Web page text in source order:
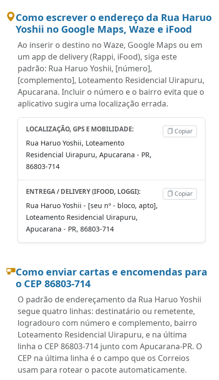
Como escrever o endereço da Rua Haruo
Yoshii no Google Maps, Waze e iFood
Ao inserir o destino no Waze, Google Maps ou em
um app de delivery (Rappi, iFood), siga este
padrão: Rua Haruo Yoshii, [número],
[complemento], Loteamento Residencial Uirapuru,
Apucarana. Incluir o número e o bairro evita que o
aplicativo sugira uma localização errada.
LOCALIZAÇÃO, GPS E MOBILIDADE:
Rua Haruo Yoshii, Loteamento
Residencial Uirapuru, Apucarana - PR,
86803-714
Copiar
ENTREGA / DELIVERY (IFOOD, LOGGI):
Rua Haruo Yoshii - [seu nº - bloco, apto],
Loteamento Residencial Uirapuru,
Apucarana - PR, 86803-714
Copiar
Como enviar cartas e encomendas para
o CEP 86803-714
O padrão de endereçamento da Rua Haruo Yoshii
segue quatro linhas: destinatário ou remetente,
logradouro com número e complemento, bairro
Loteamento Residencial Uirapuru, e na última
linha o CEP 86803-714 junto com Apucarana-PR. O
CEP na última linha é o campo que os Correios
usam para rotear o pacote automaticamente.